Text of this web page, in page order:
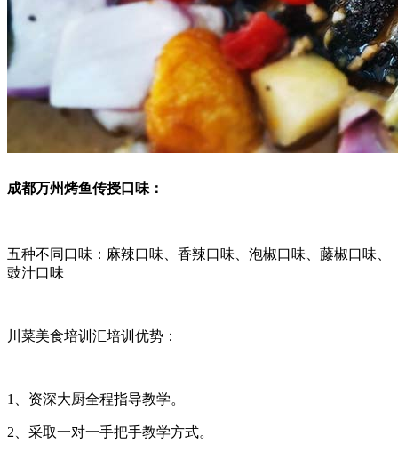
成都万州烤鱼传授口味：
五种不同口味：麻辣口味、香辣口味、泡椒口味、藤椒口味、
豉汁口味
川菜美食培训汇培训优势：
1、资深大厨全程指导教学。
2、采取一对一手把手教学方式。